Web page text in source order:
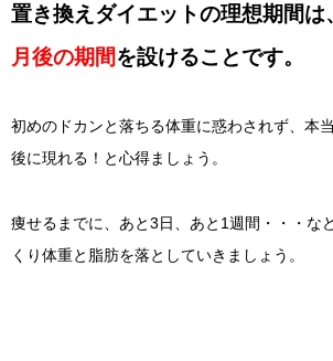
置き換えダイエットの理想期間は
月後の期間を設けることです。
初めのドカンと落ちる体重に惑わされず、本
後に現れる！と心得ましょう。
痩せるまでに、あと3日、あと1週間・・・な
くり体重と脂肪を落としていきましょう。